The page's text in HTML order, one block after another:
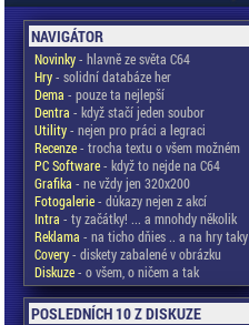
NAVIGÁTOR
Novinky- hlavně ze světa C64
Hry- solidní databáze her
Dema - pouze ta nejlepší
Dentra - když stačí jeden soubor
Utility- nejen pro práci a legraci
Recenze- trocha textu o všem možném
PC Software- když to nejde na C64
Grafika - ne vždy jen 320x200
Fotogalerie- důkazy nejen z akcí
Intra - ty začátky! ... a mnohdy několik
Reklama - na ticho dňies .. a na hry taky
Covery- diskety zabalené v obrázku
Diskuze- o všem, o ničem a tak
POSLEDNÍCH 10 Z DISKUZE